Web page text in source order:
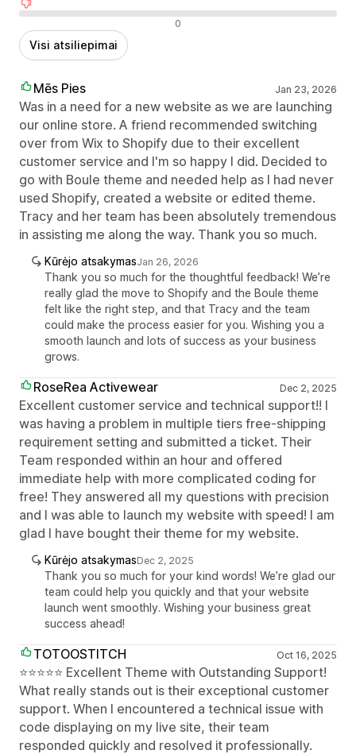
Neigiami atsiliepimai 0
Visi atsiliepimai
Mēs Pies Jan 23, 2026
Was in a need for a new website as we are launching
our online store. A friend recommended switching
over from Wix to Shopify due to their excellent
customer service and I'm so happy I did. Decided to
go with Boule theme and needed help as I had never
used Shopify, created a website or edited theme.
Tracy and her team has been absolutely tremendous
in assisting me along the way. Thank you so much.
Kūrėjo atsakymasJan 26, 2026
Thank you so much for the thoughtful feedback! We’re
really glad the move to Shopify and the Boule theme
felt like the right step, and that Tracy and the team
could make the process easier for you. Wishing you a
smooth launch and lots of success as your business
grows.
RoseRea Activewear Dec 2, 2025
Excellent customer service and technical support!! I
was having a problem in multiple tiers free-shipping
requirement setting and submitted a ticket. Their
Team responded within an hour and offered
immediate help with more complicated coding for
free! They answered all my questions with precision
and I was able to launch my website with speed! I am
glad I have bought their theme for my website.
Kūrėjo atsakymasDec 2, 2025
Thank you so much for your kind words! We’re glad our
team could help you quickly and that your website
launch went smoothly. Wishing your business great
success ahead!
TOTOOSTITCH Oct 16, 2025
⭐⭐⭐⭐⭐ Excellent Theme with Outstanding Support!
What really stands out is their exceptional customer
support. When I encountered a technical issue with
code displaying on my live site, their team
responded quickly and resolved it professionally.